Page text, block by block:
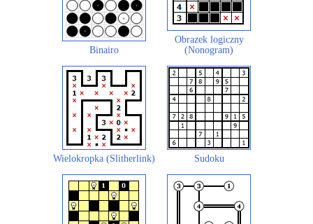
Binairo
Obrazek logiczny
(Nonogram)
Wielokropka (Slitherlink) Sudoku